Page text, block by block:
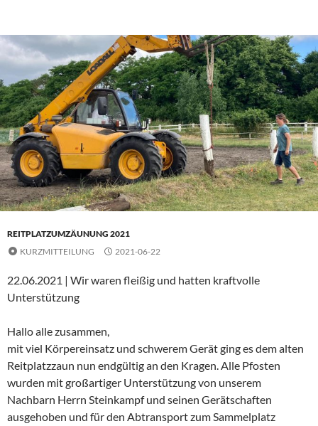
REITPLATZUMZÄUNUNG 2021
KURZMITTEILUNG
2021-06-22
22.06.2021 | Wir waren fleißig und hatten kraftvolle
Unterstützung
Hallo alle zusammen,
mit viel Körpereinsatz und schwerem Gerät ging es dem alten
Reitplatzzaun nun endgültig an den Kragen. Alle Pfosten
wurden mit großartiger Unterstützung von unserem
Nachbarn Herrn Steinkampf und seinen Gerätschaften
ausgehoben und für den Abtransport zum Sammelplatz